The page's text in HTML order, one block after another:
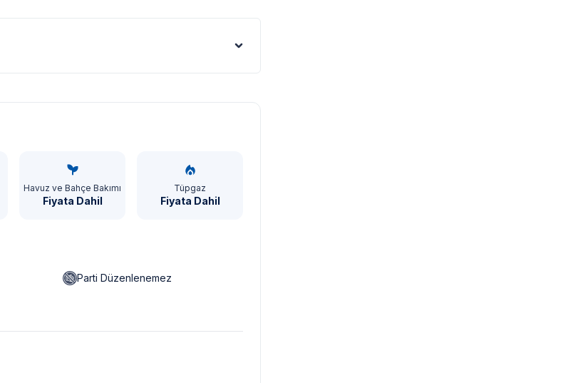
Havuz ve Bahçe Bakımı
Fiyata Dahil
Tüpgaz
Fiyata Dahil
Parti Düzenlenemez